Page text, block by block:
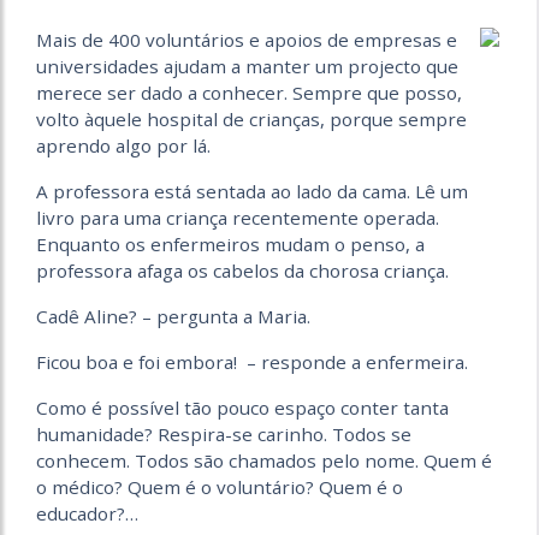
Mais de 400 voluntários e apoios de empresas e
universidades ajudam a manter um projecto que
merece ser dado a conhecer. Sempre que posso,
volto àquele hospital de crianças, porque sempre
aprendo algo por lá.
A professora está sentada ao lado da cama. Lê um
livro para uma criança recentemente operada.
Enquanto os enfermeiros mudam o penso, a
professora afaga os cabelos da chorosa criança.
Cadê Aline? – pergunta a Maria.
Ficou boa e foi embora! – responde a enfermeira.
Como é possível tão pouco espaço conter tanta
humanidade? Respira-se carinho. Todos se
conhecem. Todos são chamados pelo nome. Quem é
o médico? Quem é o voluntário? Quem é o
educador?…